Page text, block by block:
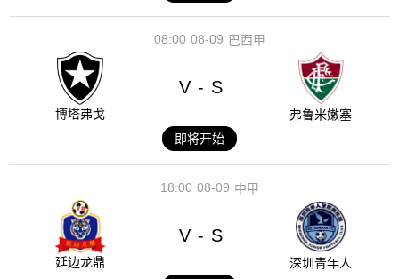
08-09
08:00 巴西甲
博塔弗戈
V - S
弗鲁米嫩塞
即将开始
08-09
18:00 中甲
延边龙鼎
V - S
深圳青年人